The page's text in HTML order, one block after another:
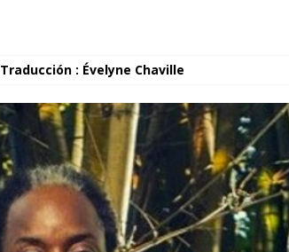
Traducción : Évelyne Chaville